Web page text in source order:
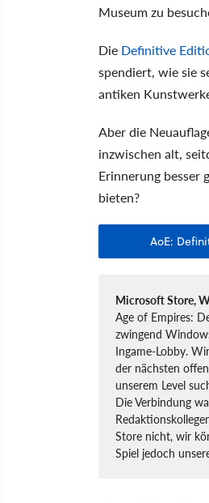
Museum zu
Die Definitive
spendiert, wie sie
antiken
Aber die
inzwischen alt,
Erinnerung besser
bieten?
AoE:
Microsoft Store,
Age of Empires:
zwingend
Ingame-Lobby.
der nächsten
unserem Level
Die Verbindung
Store nicht, wir
Spiel jedoch